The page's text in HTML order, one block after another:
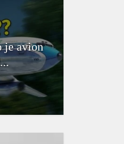
je avion